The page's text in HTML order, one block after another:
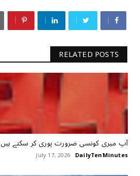
RELATED POSTS
آپ میری کونسی ضرورت پوری کر سکتے ہیں
DailyTenMinutes
July 17, 2026